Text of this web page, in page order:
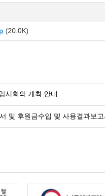
(20.0K)
시회의 개최 안내
및 후원금수입 및 사용결과보고